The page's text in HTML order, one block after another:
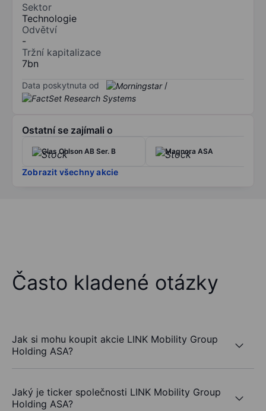
Sektor
Technologie
Odvětví
-
Tržní kapitalizace
7bn
Data poskytnuta od /
Ostatní se zajímali o
Clas Ohlson AB Ser. B Magnora ASA
Zobrazit všechny akcie
Často kladené otázky
Jak si mohu koupit akcie LINK Mobility Group
Holding ASA?
Jaký je ticker společnosti LINK Mobility Group
Holding ASA?